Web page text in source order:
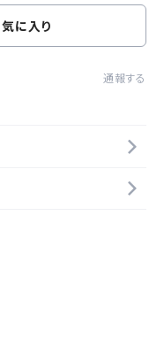
に入り
通報する